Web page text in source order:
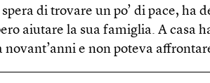
di trovare un po’ di pace, ha
aiutare la sua famiglia. A casa
novant’anni e non poteva